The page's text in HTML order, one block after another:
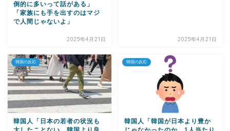
倒的に多いって話がある」
「家族にも手を出すのはマジ
で人間じゃないよ」
2025年4月21日 2025年4月21日
韓国の反応
韓国人「日本の若者の状況も
韓国の反応
韓国人「韓国が日本より豊か